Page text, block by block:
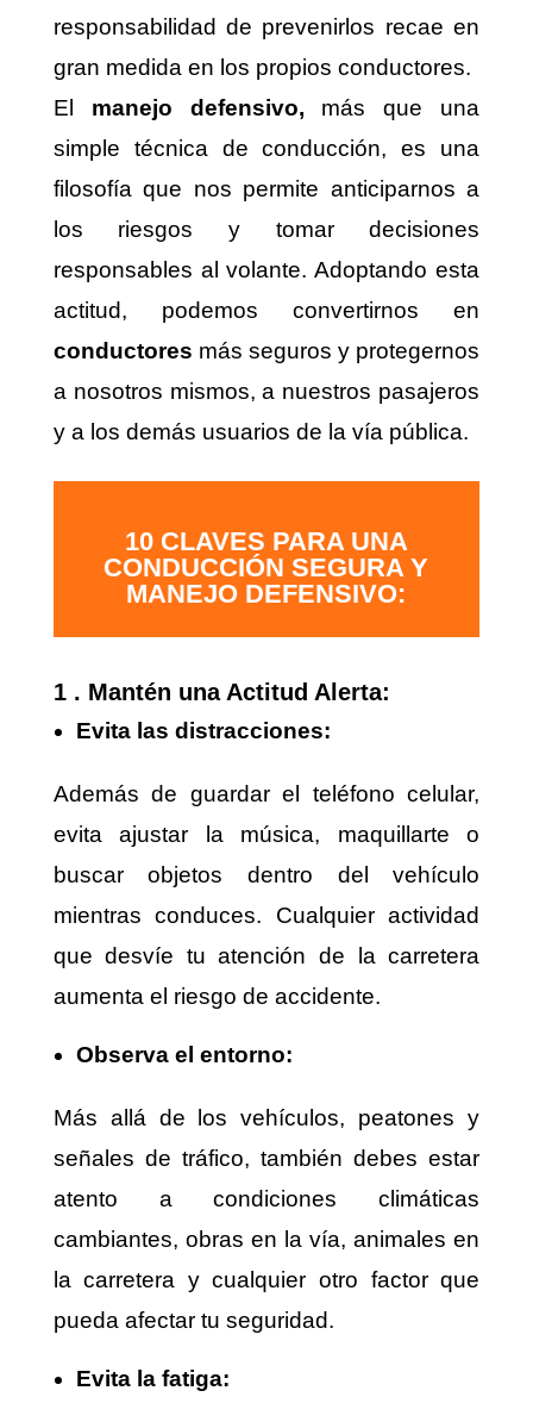
responsabilidad de prevenirlos recae en
gran medida en los propios conductores.
El manejo defensivo, más que una
simple técnica de conducción, es una
filosofía que nos permite anticiparnos a
los riesgos y tomar decisiones
responsables al volante. Adoptando esta
actitud, podemos convertirnos en
conductores más seguros y protegernos
a nosotros mismos, a nuestros pasajeros
y a los demás usuarios de la vía pública.
10 CLAVES PARA UNA
CONDUCCIÓN SEGURA Y
MANEJO DEFENSIVO:
1 . Mantén una Actitud Alerta:
Evita las distracciones:
Además de guardar el teléfono celular,
evita ajustar la música, maquillarte o
buscar objetos dentro del vehículo
mientras conduces. Cualquier actividad
que desvíe tu atención de la carretera
aumenta el riesgo de accidente.
Observa el entorno:
Más allá de los vehículos, peatones y
señales de tráfico, también debes estar
atento a condiciones climáticas
cambiantes, obras en la vía, animales en
la carretera y cualquier otro factor que
pueda afectar tu seguridad.
Evita la fatiga: